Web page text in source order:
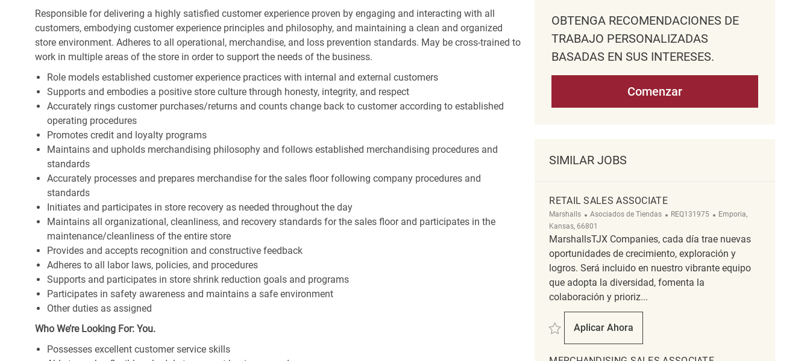
Responsible for delivering a highly satisfied customer experience proven by engaging and interacting with all
customers, embodying customer experience principles and philosophy, and maintaining a clean and organized
store environment. Adheres to all operational, merchandise, and loss prevention standards. May be cross-trained to
work in multiple areas of the store in order to support the needs of the business.
Role models established customer experience practices with internal and external customers
Supports and embodies a positive store culture through honesty, integrity, and respect
Accurately rings customer purchases/returns and counts change back to customer according to established
operating procedures
Promotes credit and loyalty programs
Maintains and upholds merchandising philosophy and follows established merchandising procedures and
standards
Accurately processes and prepares merchandise for the sales floor following company procedures and
standards
Initiates and participates in store recovery as needed throughout the day
Maintains all organizational, cleanliness, and recovery standards for the sales floor and participates in the
maintenance/cleanliness of the entire store
Provides and accepts recognition and constructive feedback
Adheres to all labor laws, policies, and procedures
Supports and participates in store shrink reduction goals and programs
Participates in safety awareness and maintains a safe environment
Other duties as assigned
Who We’re Looking For: You.
Possesses excellent customer service skills
OBTENGA RECOMENDACIONES DE
TRABAJO PERSONALIZADAS
BASADAS EN SUS INTERESES.
Comenzar
SIMILAR JOBS
RETAIL SALES ASSOCIATE
Marshalls Categoría
Asociados de Tiendas ReqId
REQ131975 Ubicación
Emporia,
Kansas, 66801
MarshallsTJX Companies, cada día trae nuevas
oportunidades de crecimiento, exploración y
logros. Será incluido en nuestro vibrante equipo
que adopta la diversidad, fomenta la
colaboración y prioriz...
Salvar Retail Sales Associate REQ131975
Aplicar Ahora
Retail Sales Associate